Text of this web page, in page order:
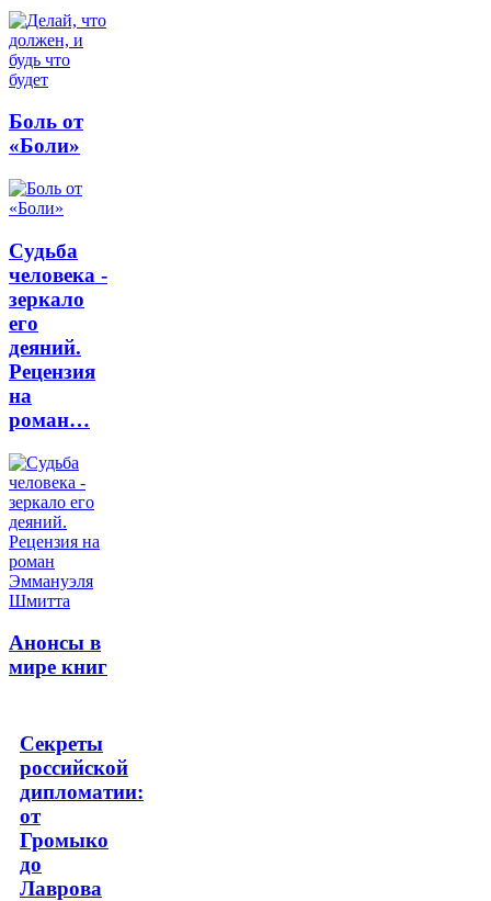
Боль от
«Боли»
Судьба
человека -
зеркало
его
деяний.
Рецензия
на
роман…
Анонсы в
мире книг
Секреты
российской
дипломатии:
от
Громыко
до
Лаврова